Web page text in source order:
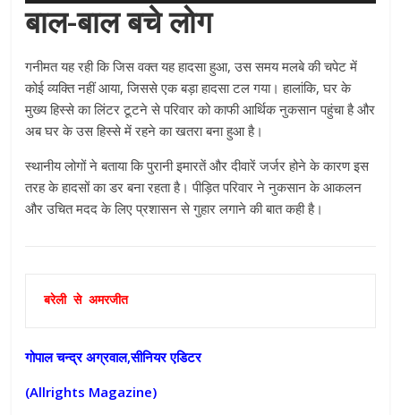
बाल-बाल बचे लोग
गनीमत यह रही कि जिस वक्त यह हादसा हुआ, उस समय मलबे की चपेट में
कोई व्यक्ति नहीं आया, जिससे एक बड़ा हादसा टल गया। हालांकि, घर के
मुख्य हिस्से का लिंटर टूटने से परिवार को काफी आर्थिक नुकसान पहुंचा है और
अब घर के उस हिस्से में रहने का खतरा बना हुआ है।
स्थानीय लोगों ने बताया कि पुरानी इमारतें और दीवारें जर्जर होने के कारण इस
तरह के हादसों का डर बना रहता है। पीड़ित परिवार ने नुकसान के आकलन
और उचित मदद के लिए प्रशासन से गुहार लगाने की बात कही है।
बरेली से अमरजीत
गोपाल चन्द्र अग्रवाल,सीनियर एडिटर
(Allrights Magazine)